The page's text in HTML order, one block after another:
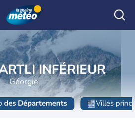
INFÉRIEUR
Géorgie
des Départements Villes